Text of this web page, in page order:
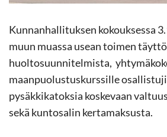
Kun­nan­hal­li­tuk­sen ko­kouk­ses­sa
muun muas­sa usean toi­men
huol­to­suun­ni­tel­mis­ta,
maan­puo­lus­tus­kurs­sil­le
py­säk­ki­ka­tok­sia kos­ke­vaan
sekä kun­to­sa­lin ker­ta­mak­sus­ta.